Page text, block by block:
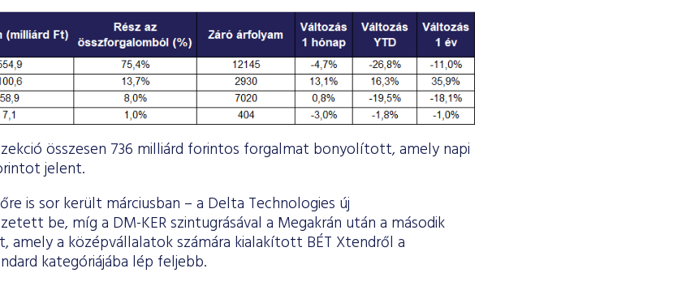
összesen 736 milliárd forintos forgalmat bonyolított, amely napi
jelent.
is sor került márciusban – a Delta Technologies új
be, míg a DM-KER szintugrásával a Megakrán után a második
amely a középvállalatok számára kialakított BÉT Xtendről a
kategóriájába lép feljebb.